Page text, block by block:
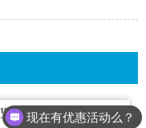
现在有优惠活动么？